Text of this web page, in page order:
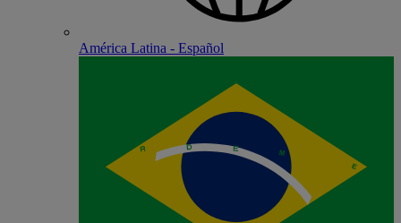
América Latina - Español